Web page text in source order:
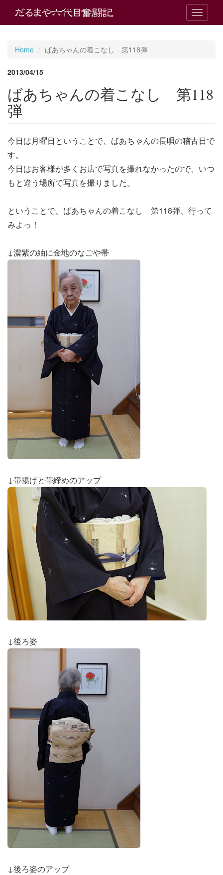
T
o
i
Home ばあちゃんの着こなし 第118弾
2013/04/15
ばあちゃんの着こなし 第118
弾
今日は月曜日ということで、ばあちゃんの長唄の稽古日で
す。
今日はお客様が多くお店で写真を撮れなかったので、いつ
もと違う場所で写真を撮りました。
ということで、ばあちゃんの着こなし 第118弾、行って
みよっ！
↓濃紫の紬に金地のなごや帯
↓帯揚げと帯締めのアップ
↓後ろ姿
↓後ろ姿のアップ